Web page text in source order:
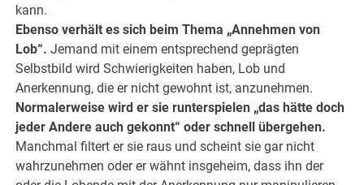
kann.
Ebenso verhält es sich beim Thema „Annehmen von
Lob“. Jemand mit einem entsprechend geprägten
Selbstbild wird Schwierigkeiten haben, Lob und
Anerkennung, die er nicht gewohnt ist, anzunehmen.
Normalerweise wird er sie runterspielen „das hätte doch
jeder Andere auch gekonnt“ oder schnell übergehen.
Manchmal filtert er sie raus und scheint sie gar nicht
wahrzunehmen oder er wähnt insgeheim, dass ihn der